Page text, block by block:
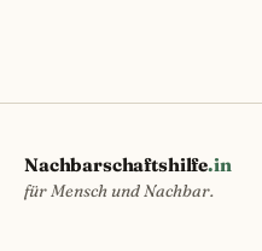
Nachbarschaftshilfe.in
für Mensch und Nachbar.